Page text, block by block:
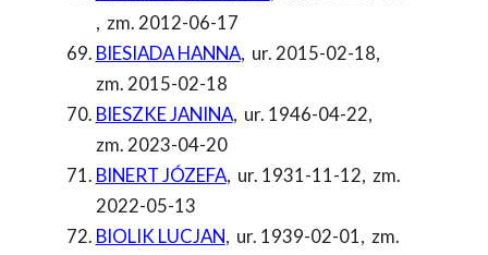
, zm. 2012-06-17
BIESIADA HANNA, ur. 2015-02-18,
zm. 2015-02-18
BIESZKE JANINA, ur. 1946-04-22,
zm. 2023-04-20
BINERT JÓZEFA, ur. 1931-11-12, zm.
2022-05-13
BIOLIK LUCJAN, ur. 1939-02-01, zm.